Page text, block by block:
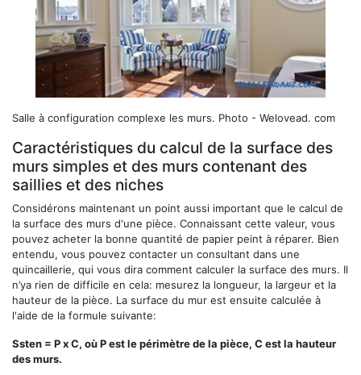
Salle à configuration complexe les murs. Photo - Welovead. com
Caractéristiques du calcul de la surface des
murs simples et des murs contenant des
saillies et des niches
Considérons maintenant un point aussi important que le calcul de
la surface des murs d'une pièce. Connaissant cette valeur, vous
pouvez acheter la bonne quantité de papier peint à réparer. Bien
entendu, vous pouvez contacter un consultant dans une
quincaillerie, qui vous dira comment calculer la surface des murs. Il
n’ya rien de difficile en cela: mesurez la longueur, la largeur et la
hauteur de la pièce. La surface du mur est ensuite calculée à
l'aide de la formule suivante:
Ssten = P x C, où P est le périmètre de la pièce, C est la hauteur
des murs.